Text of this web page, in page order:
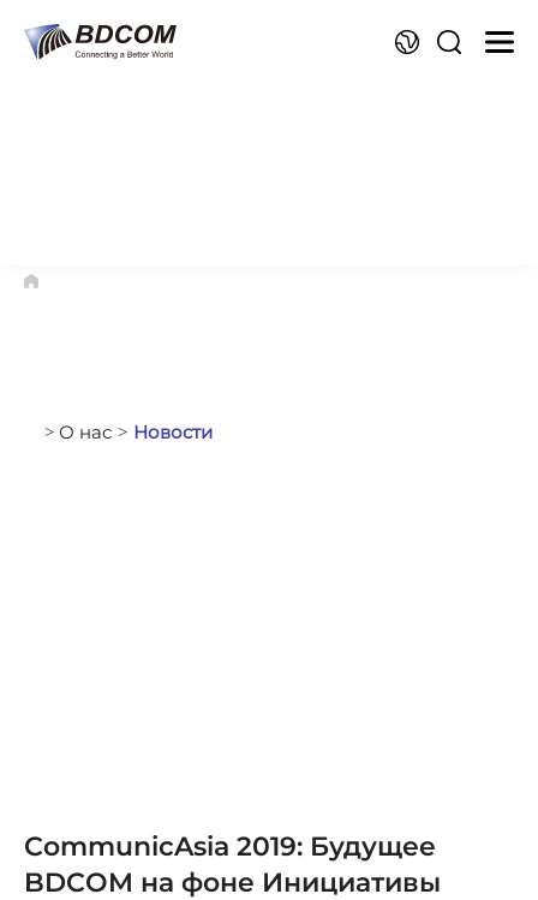
> О нас > Новости
CommunicAsia 2019: Будущее
BDCOM на фоне Инициативы